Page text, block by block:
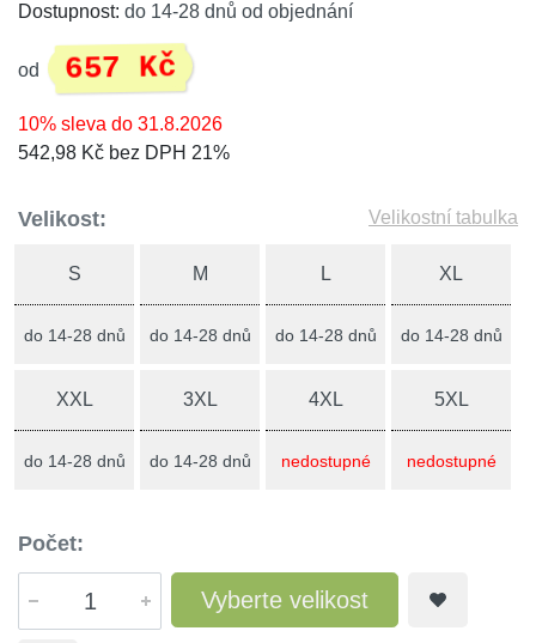
Dostupnost: do 14-28 dnů od objednání
od 657 Kč
10% sleva do 31.8.2026
542,98 Kč bez DPH 21%
Velikost: Velikostní tabulka
S
do 14-28 dnů
M
do 14-28 dnů
L
do 14-28 dnů
XL
do 14-28 dnů
XXL
do 14-28 dnů
3XL
do 14-28 dnů
4XL
nedostupné
5XL
nedostupné
Počet:
Vyberte velikost